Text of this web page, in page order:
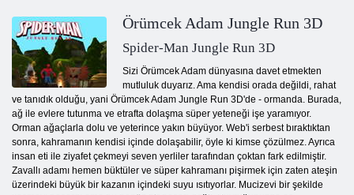
Örümcek Adam Jungle Run 3D
Spider-Man Jungle Run 3D
Sizi Örümcek Adam dünyasına davet etmekten
mutluluk duyarız. Ama kendisi orada değildi, rahat
ve tanıdık olduğu, yani Örümcek Adam Jungle Run 3D'de - ormanda. Burada,
ağ ile evlere tutunma ve etrafta dolaşma süper yeteneği işe yaramıyor.
Orman ağaçlarla dolu ve yeterince yakın büyüyor. Web'i serbest bıraktıktan
sonra, kahramanın kendisi içinde dolaşabilir, öyle ki kimse çözülmez. Ayrıca
insan eti ile ziyafet çekmeyi seven yerliler tarafından çoktan fark edilmiştir.
Zavallı adamı hemen büktüler ve süper kahramanı pişirmek için zaten ateşin
üzerindeki büyük bir kazanın içindeki suyu ısıtıyorlar. Mucizevi bir şekilde